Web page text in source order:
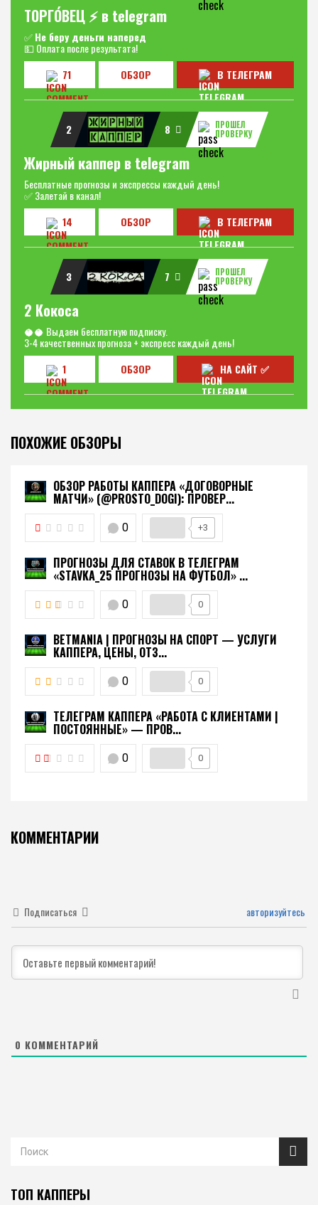
ТОРГО́ВЕЦ ⚡️ в telegram
✅Не беру деньги наперед
💵 Оплата после результата!
71
ОБЗОР В ТЕЛЕГРАМ
2 8
ПРОШЕЛ
ПРОВЕРКУ
Жирный каппер в telegram
Бесплатные прогнозы и экспрессы каждый день!
✅ Залетай в канал!
14
ОБЗОР В ТЕЛЕГРАМ
3 7
ПРОШЕЛ
ПРОВЕРКУ
2 Кокоса
🥥🥥 Выдаем бесплатную подписку.
3-4 качественных прогноза + экспресс каждый день!
1
ОБЗОР НА САЙТ ✅
ПОХОЖИЕ ОБЗОРЫ
ОБЗОР РАБОТЫ КАППЕРА «ДОГОВОРНЫЕ
МАТЧИ» (@PROSTO_DOGI): ПРОВЕР...
0 +3
ПРОГНОЗЫ ДЛЯ СТАВОК В ТЕЛЕГРАМ
«STAVKA_25 ПРОГНОЗЫ НА ФУТБОЛ» ...
0 0
BETMANIA | ПРОГНОЗЫ НА СПОРТ — УСЛУГИ
КАППЕРА, ЦЕНЫ, ОТЗ...
0 0
ТЕЛЕГРАМ КАППЕРА «РАБОТА С КЛИЕНТАМИ |
ПОСТОЯННЫЕ» — ПРОВ...
0 0
КОММЕНТАРИИ
Подписаться авторизуйтесь
0 КОММЕНТАРИЙ
ТОП КАППЕРЫ